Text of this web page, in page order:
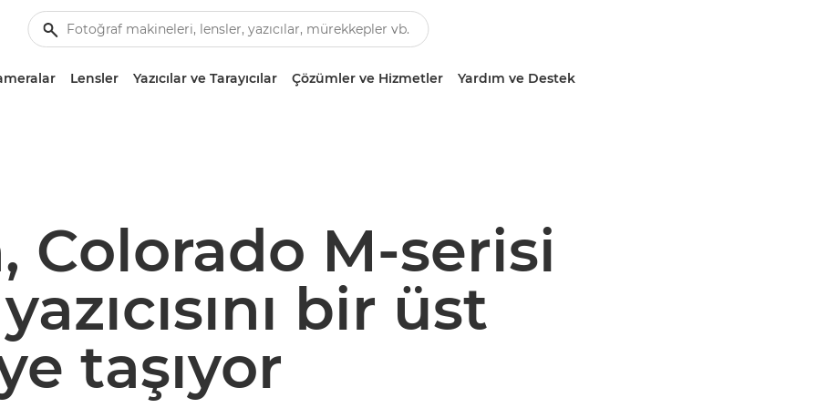
Lensler Yazıcılar ve Tarayıcılar Çözümler ve Hizmetler Yardım ve Destek
Colorado M-serisi
bir üst
taşıyor